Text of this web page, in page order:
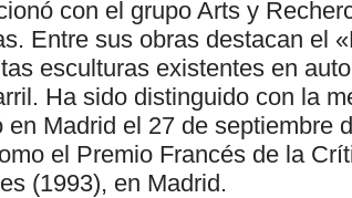
con el grupo Arts y
Entre sus obras destacan el
esculturas existentes en
Ha sido distinguido con la
Madrid el 27 de septiembre
el Premio Francés de la
(1993), en Madrid.